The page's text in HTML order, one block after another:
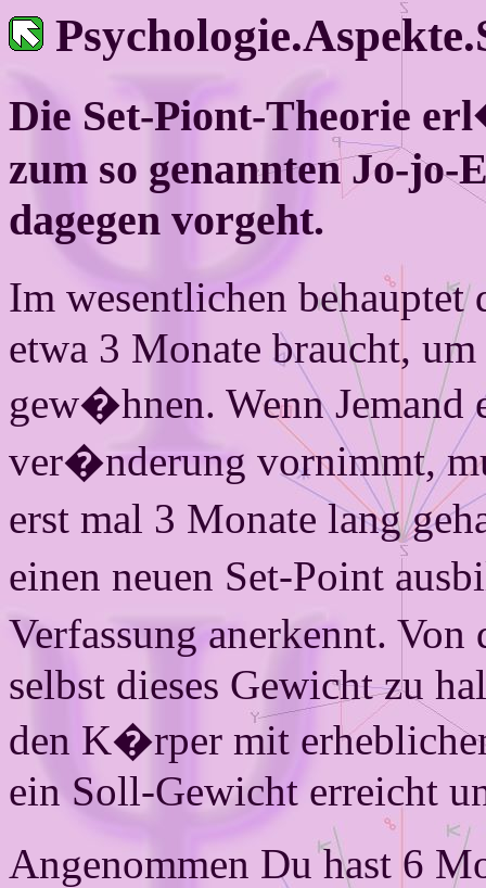
Die Set-Piont-Theorie
zum so genannten Jo-
dagegen vorgeht.
Im wesentlichen
etwa 3 Monate braucht,
gew�hnen. Wenn
ver�nderung vornimmt,
erst mal 3 Monate lang
einen neuen Set-Point
Verfassung anerkennt.
selbst dieses Gewicht zu
den K�rper mit
ein Soll-Gewicht erreicht
Angenommen Du hast 6